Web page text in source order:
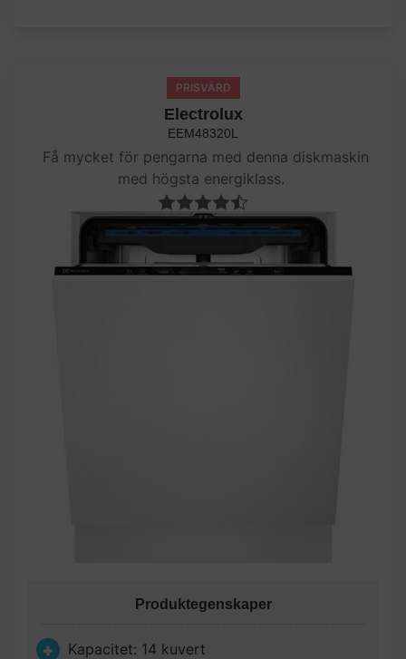
PRISVÄRD
Electrolux
EEM48320L
Få mycket för pengarna med denna diskmaskin
med högsta energiklass.
Produktegenskaper
Kapacitet: 14 kuvert